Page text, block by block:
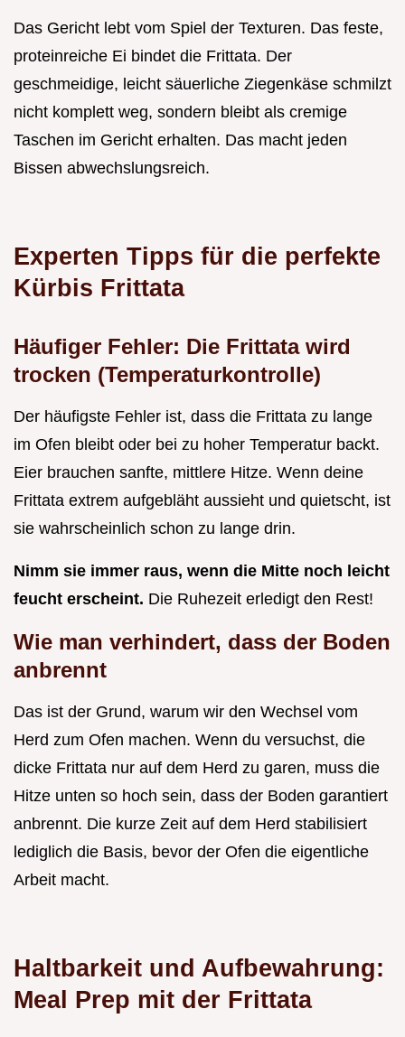
Das Gericht lebt vom Spiel der Texturen. Das feste,
proteinreiche Ei bindet die Frittata. Der
geschmeidige, leicht säuerliche Ziegenkäse schmilzt
nicht komplett weg, sondern bleibt als cremige
Taschen im Gericht erhalten. Das macht jeden
Bissen abwechslungsreich.
Experten Tipps für die perfekte
Kürbis Frittata
Häufiger Fehler: Die Frittata wird
trocken (Temperaturkontrolle)
Der häufigste Fehler ist, dass die Frittata zu lange
im Ofen bleibt oder bei zu hoher Temperatur backt.
Eier brauchen sanfte, mittlere Hitze. Wenn deine
Frittata extrem aufgebläht aussieht und quietscht, ist
sie wahrscheinlich schon zu lange drin.
Nimm sie immer raus, wenn die Mitte noch leicht
feucht erscheint. Die Ruhezeit erledigt den Rest!
Wie man verhindert, dass der Boden
anbrennt
Das ist der Grund, warum wir den Wechsel vom
Herd zum Ofen machen. Wenn du versuchst, die
dicke Frittata nur auf dem Herd zu garen, muss die
Hitze unten so hoch sein, dass der Boden garantiert
anbrennt. Die kurze Zeit auf dem Herd stabilisiert
lediglich die Basis, bevor der Ofen die eigentliche
Arbeit macht.
Haltbarkeit und Aufbewahrung:
Meal Prep mit der Frittata